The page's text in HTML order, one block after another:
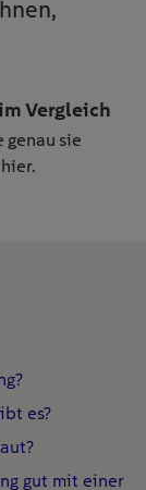
Vergleich
genau sie
es?
gut mit einer